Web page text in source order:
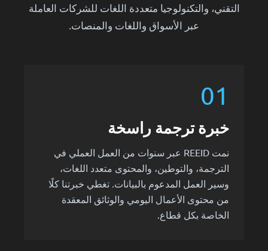
التقني، والتكنولوجيا متعددة اللغات للشركات العاملة
عبر الأسواق واللغات والمنصات.
01
خبرة ترجمة راسخة
نمت REEID عبر سنوات من العمل العملي في
الترجمة، والتوطين، والمحتوى متعدد اللغات،
وسير العمل المدعوم بالبيانات. تغطي خبرتنا كلًا
من محتوى الأعمال اليومي والوثائق المعقدة
الخاصة بكل قطاع.